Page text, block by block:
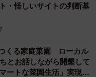
金できるようにして
ないから親が悪い」と
といわれます。
・怪しいサイトの判断基
くる家庭菜園 ローカル
とお話しながら開墾して
トな菜園生活」実現な